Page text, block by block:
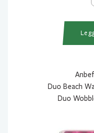
Duo Beach
Duo